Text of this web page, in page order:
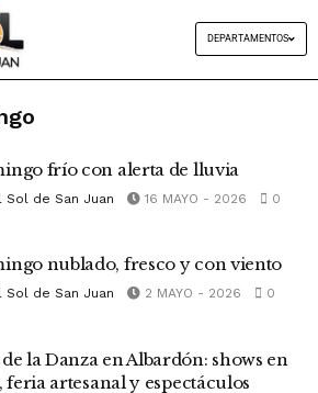
DEPARTAMENTOS
frío con alerta de lluvia
Sol de San Juan 16 MAYO - 2026 0
nublado, fresco y con viento
Sol de San Juan 2 MAYO - 2026 0
la Danza en Albardón: shows en
feria artesanal y espectáculos